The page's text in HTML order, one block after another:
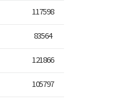
117598
83564
121866
105797